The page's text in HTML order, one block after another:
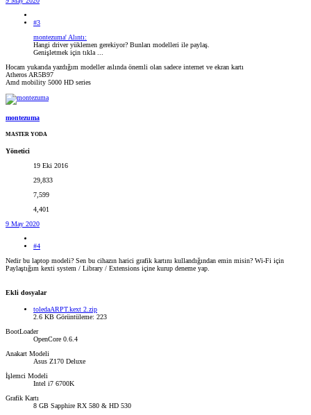
#3
montezuma' Alıntı:
Hangi driver yüklemen gerekiyor? Bunları modelleri ile paylaş.
Genişletmek için tıkla ...
Hocam yukarıda yazdığım modeller aslında önemli olan sadece internet ve ekran kartı
Atheros AR5B97
Amd mobility 5000 HD series
montezuma
MASTER YODA
Yönetici
19 Eki 2016
29,833
7,599
4,401
9 May 2020
#4
Nedir bu laptop modeli? Sen bu cihazın harici grafik kartını kullandığından emin misin? Wi-Fi için
Paylaştığım kexti system / Library / Extensions içine kurup deneme yap.
Ekli dosyalar
toledaARPT.kext 2.zip
2.6 KB Görüntüleme: 223
BootLoader
OpenCore 0.6.4
Anakart Modeli
Asus Z170 Deluxe
İşlemci Modeli
Intel i7 6700K
Grafik Kartı
8 GB Sapphire RX 580 & HD 530